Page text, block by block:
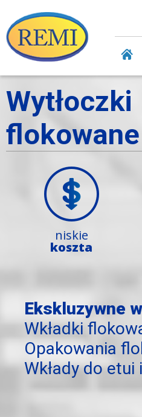
Wytłoczki
flokowane
niskie
koszta
Ekskluzywne
Wkładki
Opakowania
Wkłady do